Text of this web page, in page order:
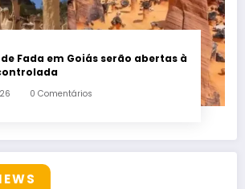
Fada em Goiás serão abertas à
0 Comentários